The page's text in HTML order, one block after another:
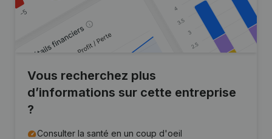
Vous recherchez plus
d’informations sur cette entreprise
?
Consulter la santé en un coup d'oeil